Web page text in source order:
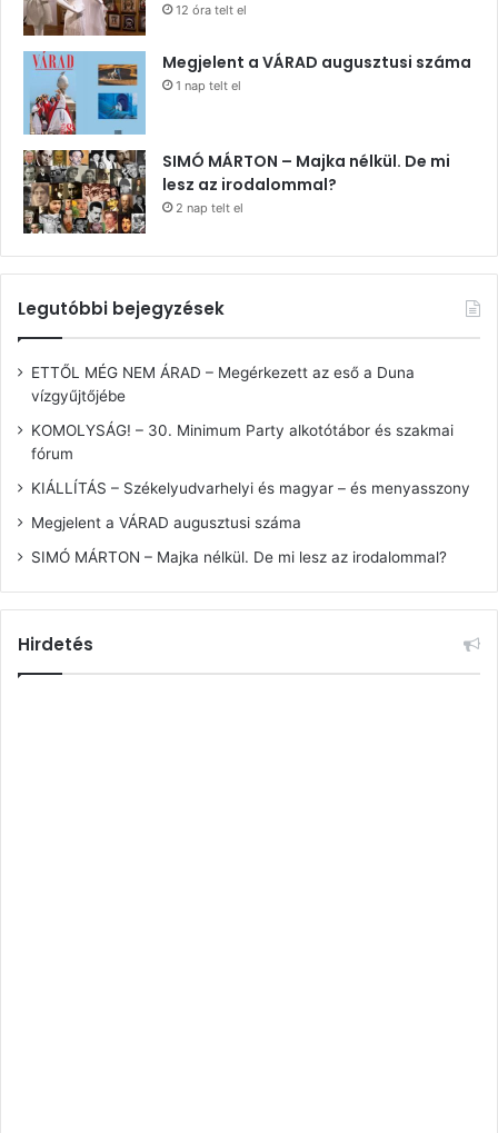
12 óra telt el
Megjelent a VÁRAD augusztusi száma
1 nap telt el
SIMÓ MÁRTON – Majka nélkül. De mi
lesz az irodalommal?
2 nap telt el
Legutóbbi bejegyzések
ETTŐL MÉG NEM ÁRAD – Megérkezett az eső a Duna
vízgyűjtőjébe
KOMOLYSÁG! – 30. Minimum Party alkotótábor és szakmai
fórum
KIÁLLÍTÁS – Székelyudvarhelyi és magyar – és menyasszony
Megjelent a VÁRAD augusztusi száma
SIMÓ MÁRTON – Majka nélkül. De mi lesz az irodalommal?
Hirdetés